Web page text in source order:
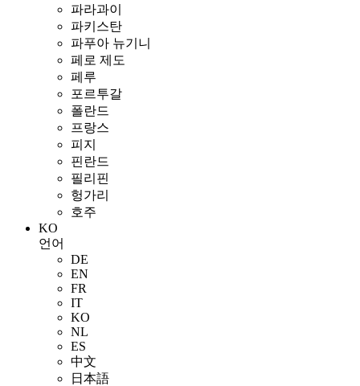
파라과이
파키스탄
파푸아 뉴기니
페로 제도
페루
포르투갈
폴란드
프랑스
피지
핀란드
필리핀
헝가리
호주
KO
언어
DE
EN
FR
IT
KO
NL
ES
中文
日本語